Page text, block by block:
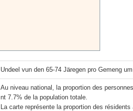
Undeel vun den 65-74 Järegen pro Gemeng
Au niveau national, la proportion des
nt 7.7% de la population totale.
La carte représente la proportion des